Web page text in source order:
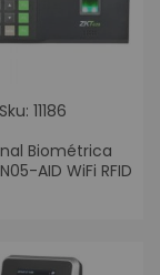
Sku: 11186
Biométrica
AID WiFi RFID